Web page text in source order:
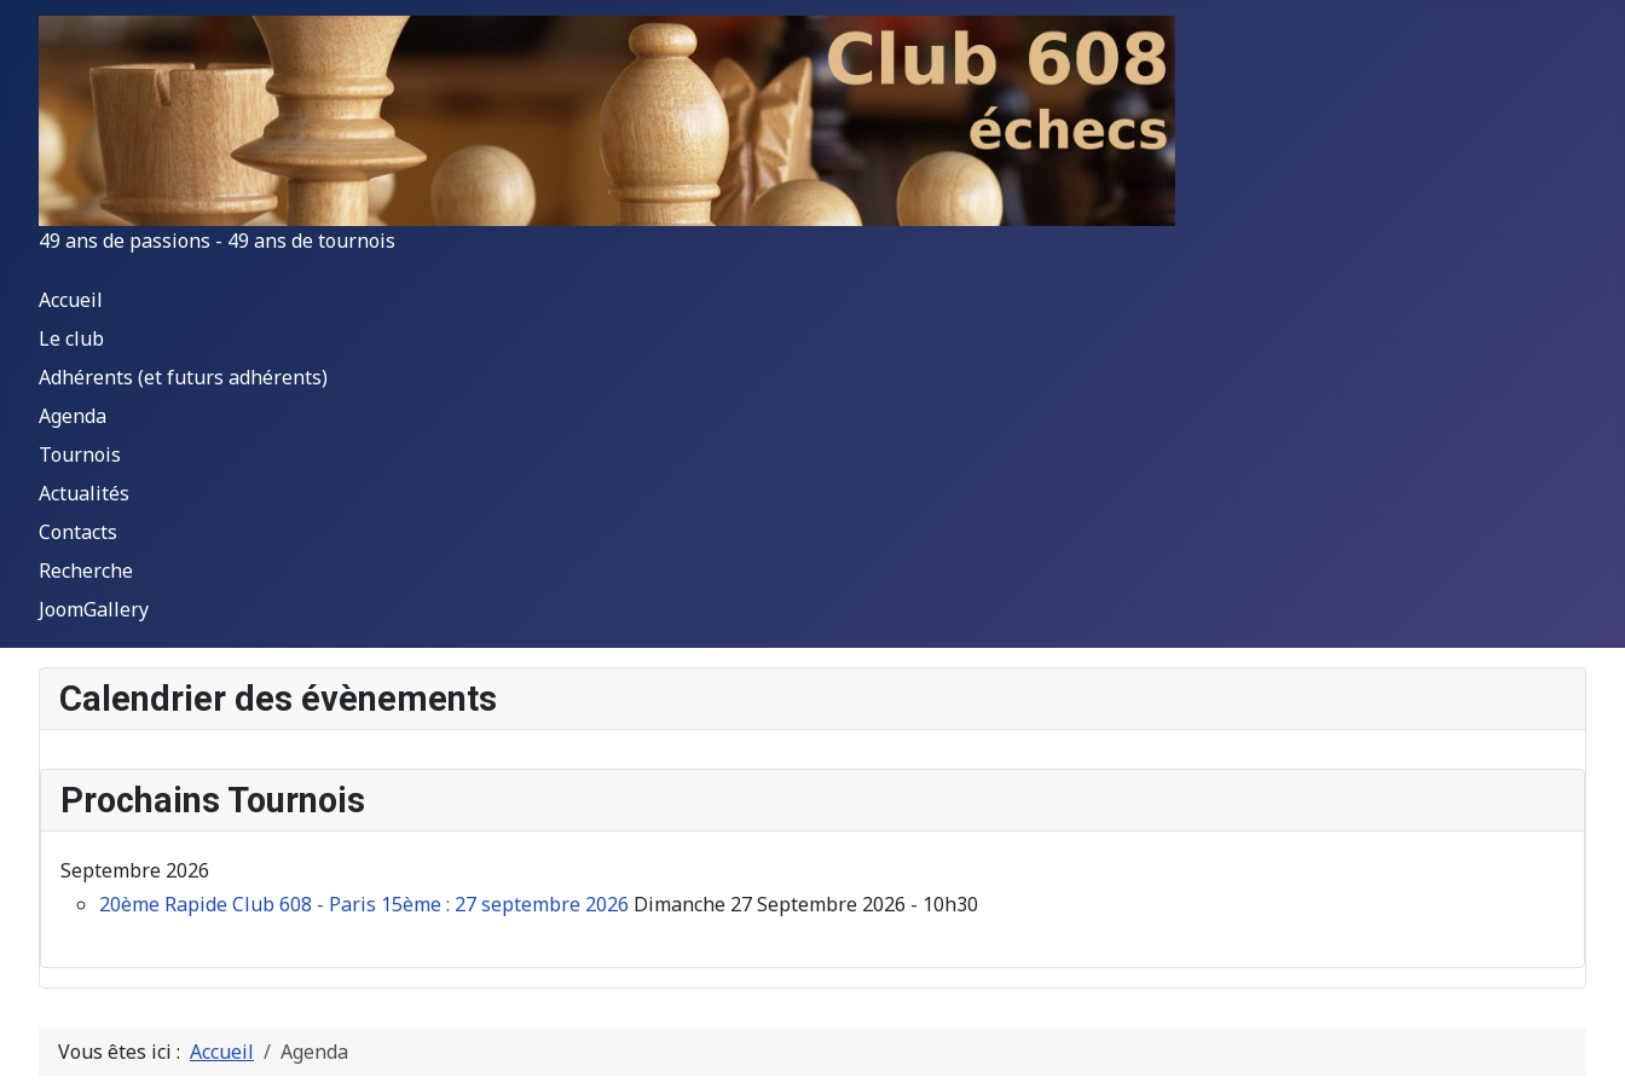
49 ans de passions - 49 ans de tournois
Accueil
Le club
Adhérents (et futurs adhérents)
Agenda
Tournois
Actualités
Contacts
Recherche
JoomGallery
Calendrier des évènements
Prochains Tournois
Septembre 2026
20ème Rapide Club 608 - Paris 15ème : 27 septembre 2026 Dimanche 27 Septembre 2026 - 10h30
Vous êtes ici : Accueil Agenda